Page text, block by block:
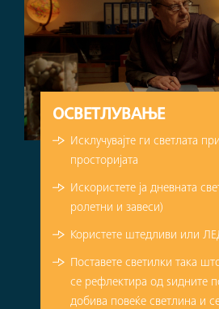
ОСВЕТЛУВАЊЕ
Исклучувајте ги светлата
просторијата
Искористете ја дневната
ролетни и завеси)
Користете штедливи или
Поставете светилки така
се рефлектира од ѕидните
добива повеќе светлина и